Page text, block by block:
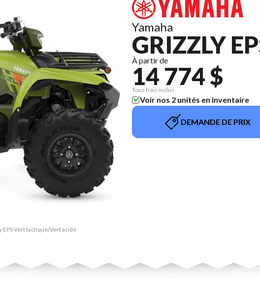
Vert tactique/Vert acide
Yamaha
GRIZZLY
À partir de
14 774 $
Tous frais inclus
Voir nos 2 unités en inventaire
DEMANDE DE PRIX